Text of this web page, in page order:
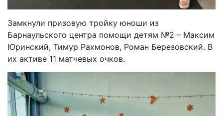
Замкнули призовую тройку юноши из
Барнаульского центра помощи детям №2 – Максим
Юринский, Тимур Рахмонов, Роман Березовский. В
их активе 11 матчевых очков.